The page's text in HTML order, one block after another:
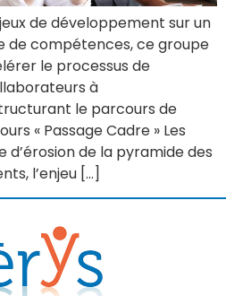
de développement sur un
de compétences, ce groupe
le processus de
à
le parcours de
« Passage Cadre » Les
d’érosion de la pyramide des
l’enjeu […]